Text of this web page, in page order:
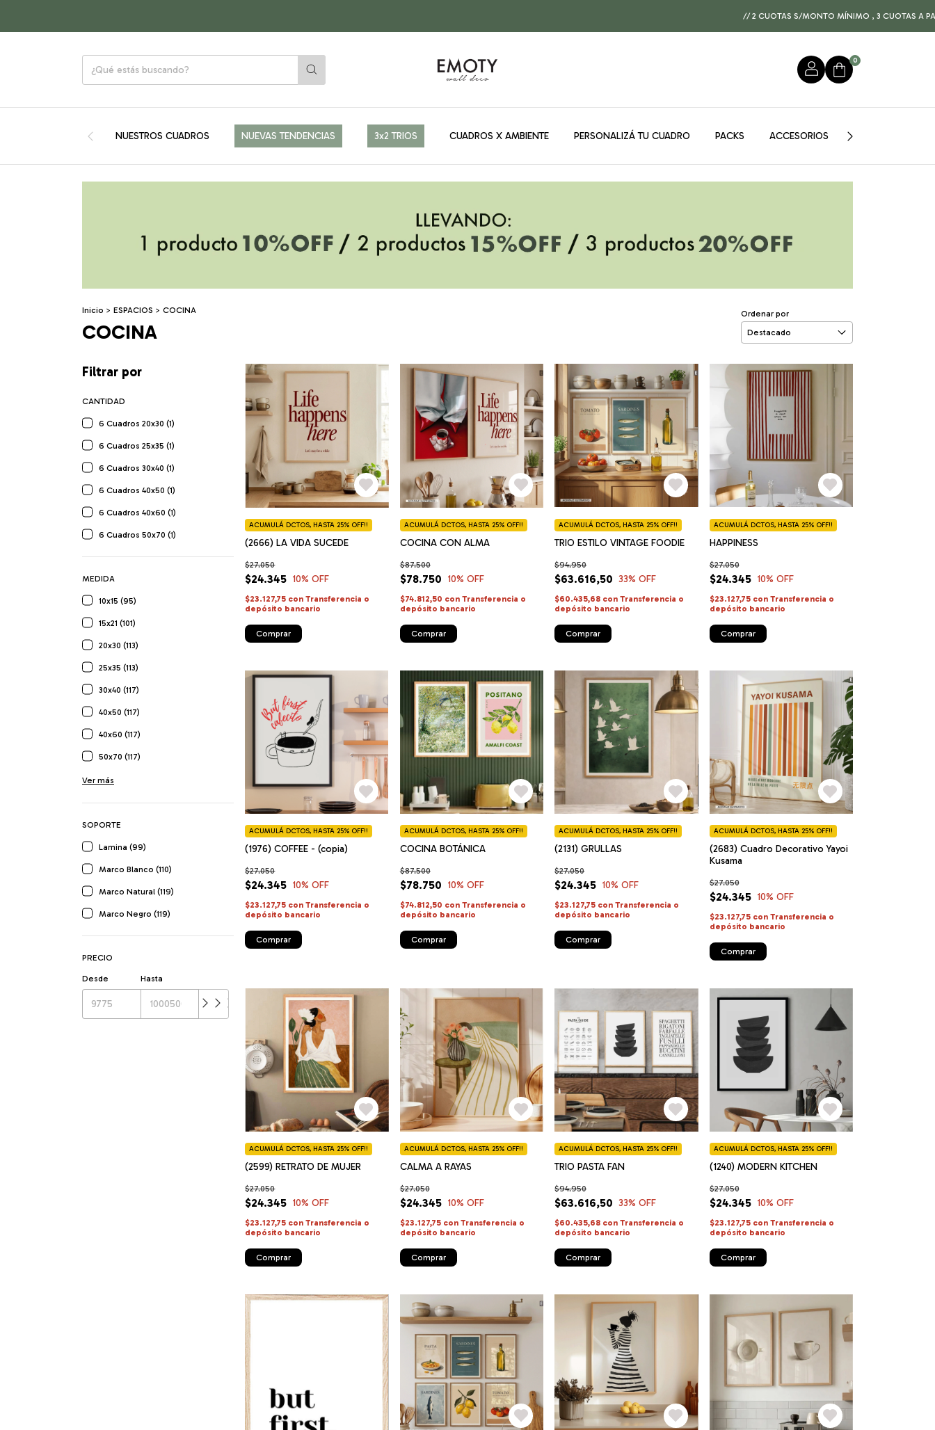
// 2 CUOTAS S/MONTO MÍNIMO , 3 CUOTAS A PARTIR DE $150.000
0
NUESTROS CUADROS NUEVAS TENDENCIAS 3x2 TRIOS CUADROS X AMBIENTE PERSONALIZÁ TU CUADRO PACKS ACCESORIOS
Inicio > ESPACIOS > COCINA
COCINA
Ordenar por
Filtrar por
CANTIDAD
6 Cuadros 20x30 (1)
6 Cuadros 25x35 (1)
6 Cuadros 30x40 (1)
6 Cuadros 40x50 (1)
6 Cuadros 40x60 (1)
6 Cuadros 50x70 (1)
MEDIDA
10x15 (95)
15x21 (101)
20x30 (113)
25x35 (113)
30x40 (117)
40x50 (117)
40x60 (117)
50x70 (117)
Ver más
SOPORTE
Lamina (99)
Marco Blanco (110)
Marco Natural (119)
Marco Negro (119)
PRECIO
Desde Hasta
(2666) LA VIDA SUCEDE
$24.345
$27.050
10% OFF
ACUMULÁ DCTOS, HASTA 25% OFF!!
$23.127,75 con Transferencia o
depósito bancario
Comprar
COCINA CON ALMA
$78.750
$87.500
10% OFF
ACUMULÁ DCTOS, HASTA 25% OFF!!
$74.812,50 con Transferencia o
depósito bancario
Comprar
TRIO ESTILO VINTAGE FOODIE
$63.616,50
$94.950
33% OFF
ACUMULÁ DCTOS, HASTA 25% OFF!!
$60.435,68 con Transferencia o
depósito bancario
Comprar
HAPPINESS
$24.345
$27.050
10% OFF
ACUMULÁ DCTOS, HASTA 25% OFF!!
$23.127,75 con Transferencia o
depósito bancario
Comprar
(1976) COFFEE - (copia)
$24.345
$27.050
10% OFF
ACUMULÁ DCTOS, HASTA 25% OFF!!
$23.127,75 con Transferencia o
depósito bancario
Comprar
COCINA BOTÁNICA
$78.750
$87.500
10% OFF
ACUMULÁ DCTOS, HASTA 25% OFF!!
$74.812,50 con Transferencia o
depósito bancario
Comprar
(2131) GRULLAS
$24.345
$27.050
10% OFF
ACUMULÁ DCTOS, HASTA 25% OFF!!
$23.127,75 con Transferencia o
depósito bancario
Comprar
(2683) Cuadro Decorativo Yayoi
Kusama
$24.345
$27.050
10% OFF
ACUMULÁ DCTOS, HASTA 25% OFF!!
$23.127,75 con Transferencia o
depósito bancario
Comprar
(2599) RETRATO DE MUJER
$24.345
$27.050
10% OFF
ACUMULÁ DCTOS, HASTA 25% OFF!!
$23.127,75 con Transferencia o
depósito bancario
Comprar
CALMA A RAYAS
$24.345
$27.050
10% OFF
ACUMULÁ DCTOS, HASTA 25% OFF!!
$23.127,75 con Transferencia o
depósito bancario
Comprar
TRIO PASTA FAN
$63.616,50
$94.950
33% OFF
ACUMULÁ DCTOS, HASTA 25% OFF!!
$60.435,68 con Transferencia o
depósito bancario
Comprar
(1240) MODERN KITCHEN
$24.345
$27.050
10% OFF
ACUMULÁ DCTOS, HASTA 25% OFF!!
$23.127,75 con Transferencia o
depósito bancario
Comprar